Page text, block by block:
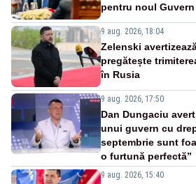
pentru noul Guvern
9 aug. 2026, 18:04
Zelenski
pregătește
în Rusia
9 aug. 2026, 17:50
Dan Dungaciu
unui guvern cu
septembrie sunt
o furtună perfectă”
9 aug. 2026, 15:40